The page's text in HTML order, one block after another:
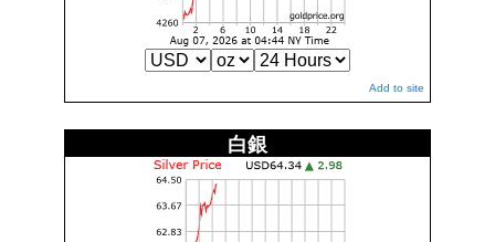
Add to site
白銀